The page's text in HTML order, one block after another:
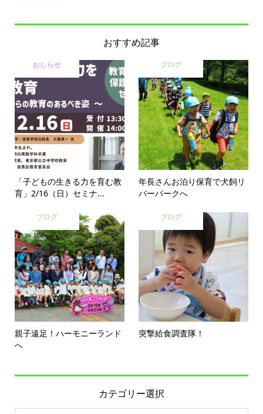
おすすめ記事
おしらせ
「子どもの生きる力を育む教
育」2/16（日）セミナ...
ブログ
年長さんお泊り保育で犬飼リ
バーパークへ
ブログ
親子遠足！ハーモニーランド
へ
ブログ
突撃給食調査隊！
カテゴリー選択